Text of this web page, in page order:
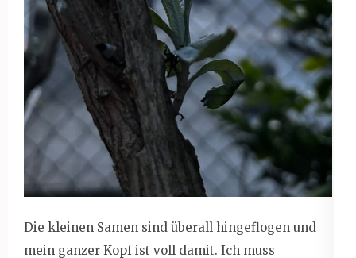
Die kleinen Samen sind überall hingeflogen und
mein ganzer Kopf ist voll damit. Ich muss